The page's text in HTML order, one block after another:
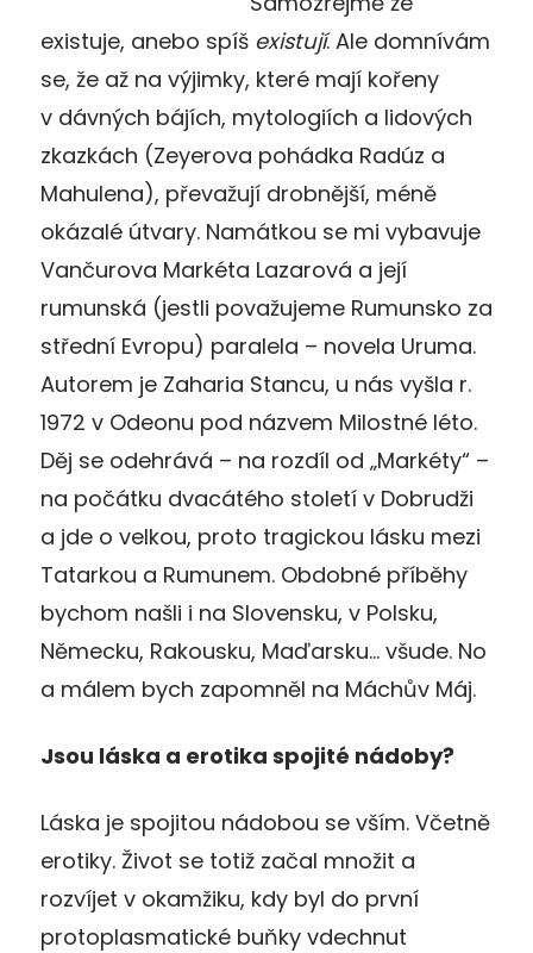
existuje, anebo spíš existují. Ale domnívám
se, že až na výjimky, které mají kořeny
v dávných bájích, mytologiích a lidových
zkazkách (Zeyerova pohádka Radúz a
Mahulena), převažují drobnější, méně
okázalé útvary. Namátkou se mi vybavuje
Vančurova Markéta Lazarová a její
rumunská (jestli považujeme Rumunsko za
střední Evropu) paralela – novela Uruma.
Autorem je Zaharia Stancu, u nás vyšla r.
1972 v Odeonu pod názvem Milostné léto.
Děj se odehrává – na rozdíl od „Markéty“ –
na počátku dvacátého století v Dobrudži
a jde o velkou, proto tragickou lásku mezi
Tatarkou a Rumunem. Obdobné příběhy
bychom našli i na Slovensku, v Polsku,
Německu, Rakousku, Maďarsku… všude. No
a málem bych zapomněl na Máchův Máj.
Jsou láska a erotika spojité nádoby?
Láska je spojitou nádobou se vším. Včetně
erotiky. Život se totiž začal množit a
rozvíjet v okamžiku, kdy byl do první
protoplasmatické buňky vdechnut